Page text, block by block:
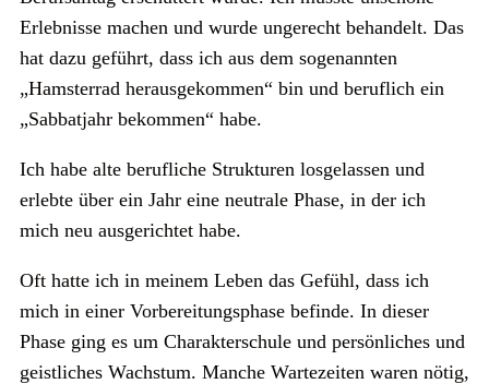
Erlebnisse machen und wurde ungerecht behandelt. Das
hat dazu geführt, dass ich aus dem sogenannten
„Hamsterrad herausgekommen“ bin und beruflich ein
„Sabbatjahr bekommen“ habe.
Ich habe alte berufliche Strukturen losgelassen und
erlebte über ein Jahr eine neutrale Phase, in der ich
mich neu ausgerichtet habe.
Oft hatte ich in meinem Leben das Gefühl, dass ich
mich in einer Vorbereitungsphase befinde. In dieser
Phase ging es um Charakterschule und persönliches und
geistliches Wachstum. Manche Wartezeiten waren nötig,